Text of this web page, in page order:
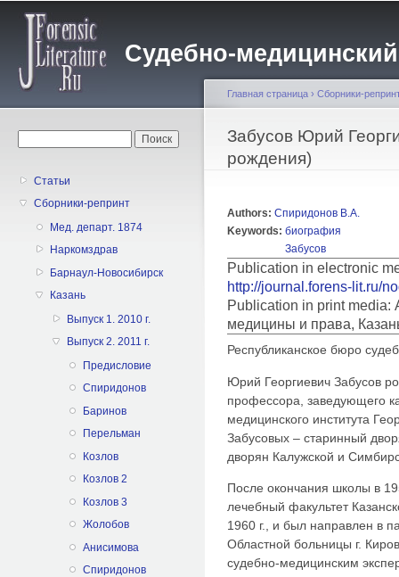
Судебно-
Статьи
Сборники-репринт
Мед. департ. 1874
Наркомздрав
Барнаул-Новосибирск
Казань
Выпуск 1. 2010 г.
Выпуск 2. 2011 г.
Предисловие
Спиридонов
Баринов
Перельман
Козлов
Козлов 2
Козлов 3
Жолобов
Анисимова
Спиридонов
Вы здесь
Главная страница › Сборники-
Забусов Юрий
рождения)
Authors: Спиридонов В.А.
Keywords: биография
Забусов
Publication in electronic
http://journal.forens-lit.ru/
Publication in print media:
медицины и права,
Республиканское бюро
Юрий Георгиевич Забусов
профессора, заведующего
медицинского института
Забусовых – старинный
дворян Калужской и
После окончания школы в
лечебный факультет
1960 г., и был направлен в
Областной больницы г.
судебно-медицинским